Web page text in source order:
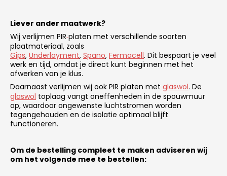
Liever ander maatwerk?
Wij verlijmen PIR‑platen met verschillende soorten
plaatmateriaal, zoals
Gips, Underlayment, Spano, Fermacell. Dit bespaart je veel
werk en tijd, omdat je direct kunt beginnen met het
afwerken van je klus.
Daarnaast verlijmen wij ook PIR‑platen met glaswol. De
glaswol toplaag vangt oneffenheden in de spouwmuur
op, waardoor ongewenste luchtstromen worden
tegengehouden en de isolatie optimaal blijft
functioneren.
Om de bestelling compleet te maken adviseren wij
om het volgende mee te bestellen: